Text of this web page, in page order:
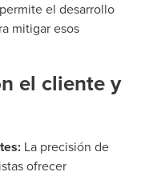
el desarrollo
mitigar esos
el cliente y
La precisión de
ofrecer